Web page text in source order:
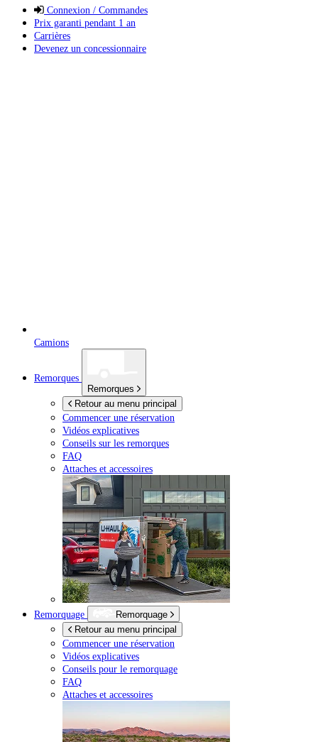
Connexion / Commandes
Prix garanti pendant 1 an
Carrières
Devenez un concessionnaire
Camions
Remorques
Remorques
Retour au menu principal
Commencer une réservation
Vidéos explicatives
Conseils sur les remorques
FAQ
Attaches et accessoires
Remorquage
Remorquage
Retour au menu principal
Commencer une réservation
Vidéos explicatives
Conseils pour le remorquage
FAQ
Attaches et accessoires